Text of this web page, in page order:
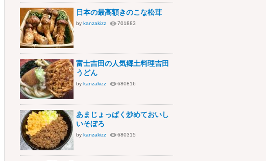
日本の最高額きのこな松茸
by kanzakizz 701883
富士吉田の人気郷土料理吉田
うどん
by kanzakizz 680816
あまじょっぱく炒めておいし
いそぼろ
by kanzakizz 680315